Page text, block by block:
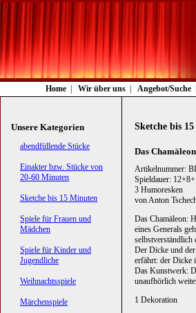
Navigation
überspringen
Home Wir über uns Angebot/Suche
Sketche bis
Das
Artikelnummer:
Spieldauer:
3 Humoresken
von Anton
Das Chamäleon:
eines Generals
Der Dicke und
erfährt: der Dicke
Das Kunstwerk:
unaufhörlich
1 Dekoration
Unsere Kategorien
Navigation
abendfüllende Stücke
Einakter bzw. Stücke von
20-60 Minuten
Sketche bis 15 Minuten
Spiele für Frauen und
Mädchen
Spiele für Kinder und
Jugendliche
Weihnachtsspiele
Märchenspiele